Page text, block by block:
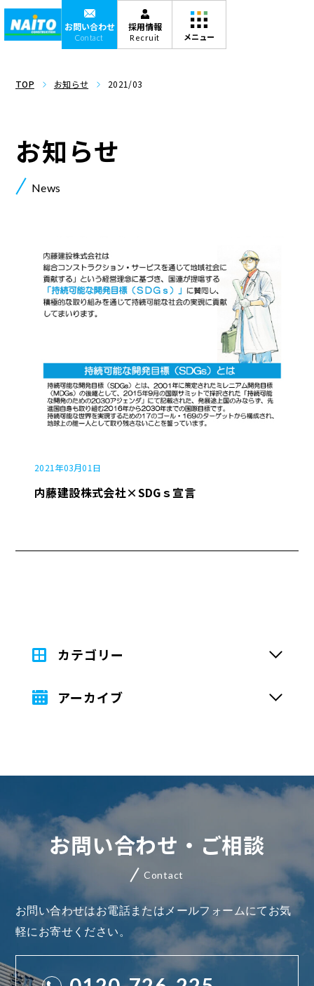
お問い合わせ
Contact
採用情報
Recruit
TOP お知らせ 2021/03
News
お知らせ
2021年03月01日
内藤建設株式会社×SDGｓ宣言
カテゴリー
アーカイブ
お問い合わせはお電話またはメールフォームにてお気
軽にお寄せください。
Contact
お問い合わせ・ご相談